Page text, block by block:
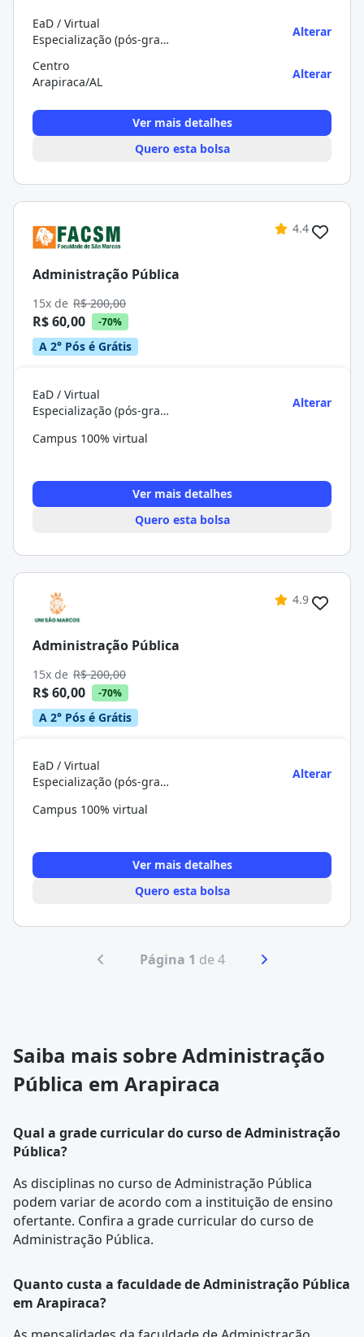
EaD / Virtual
Especialização (pós-graduação)
Alterar
Centro
Arapiraca/AL
Alterar
Ver mais detalhes
Quero esta bolsa
4.4
Administração Pública
15x de R$ 200,00
R$ 60,00 -70%
A 2° Pós é Grátis
EaD / Virtual
Especialização (pós-graduação)
Alterar
Campus 100% virtual
Ver mais detalhes
Quero esta bolsa
4.9
Administração Pública
15x de R$ 200,00
R$ 60,00 -70%
A 2° Pós é Grátis
EaD / Virtual
Especialização (pós-graduação)
Alterar
Campus 100% virtual
Ver mais detalhes
Quero esta bolsa
Página 1 de 4
Saiba mais sobre Administração
Pública em Arapiraca
Qual a grade curricular do curso de Administração
Pública?
As disciplinas no curso de Administração Pública
podem variar de acordo com a instituição de ensino
ofertante. Confira a grade curriculardo curso de
Administração Pública.
Quanto custa a faculdade de Administração Pública
em Arapiraca?